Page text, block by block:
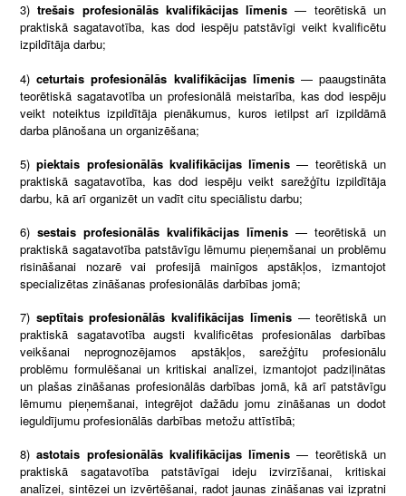
3)trešais profesionālās kvalifikācijas līmenis — teorētiskā un
praktiskā sagatavotība, kas dod iespēju patstāvīgi veikt kvalificētu
izpildītāja darbu;
4)ceturtais profesionālās kvalifikācijas līmenis— paaugstināta
teorētiskā sagatavotība un profesionālā meistarība, kas dod iespēju
veikt noteiktus izpildītāja pienākumus, kuros ietilpst arī izpildāmā
darba plānošana un organizēšana;
5)piektais profesionālās kvalifikācijas līmenis — teorētiskā un
praktiskā sagatavotība, kas dod iespēju veikt sarežģītu izpildītāja
darbu, kā arī organizēt un vadīt citu speciālistu darbu;
6) sestais profesionālās kvalifikācijas līmenis — teorētiskā un
praktiskā sagatavotība patstāvīgu lēmumu pieņemšanai un problēmu
risināšanai nozarē vai profesijā mainīgos apstākļos, izmantojot
specializētas zināšanas profesionālās darbības jomā;
7) septītais profesionālās kvalifikācijas līmenis— teorētiskā un
praktiskā sagatavotība augsti kvalificētas profesionālas darbības
veikšanai neprognozējamos apstākļos, sarežģītu profesionālu
problēmu formulēšanai un kritiskai analīzei, izmantojot padziļinātas
un plašas zināšanas profesionālās darbības jomā, kā arī patstāvīgu
lēmumu pieņemšanai, integrējot dažādu jomu zināšanas un dodot
ieguldījumu profesionālās darbības metožu attīstībā;
8)astotais profesionālās kvalifikācijas līmenis — teorētiskā un
praktiskā sagatavotība patstāvīgai ideju izvirzīšanai, kritiskai
analīzei, sintēzei un izvērtēšanai, radot jaunas zināšanas vai izpratni